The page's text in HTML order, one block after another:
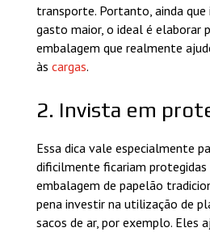
transporte. Portanto, ainda que
gasto maior, o ideal é elaborar
embalagem que realmente
às cargas.
2. Invista em
Essa dica vale especialmente
dificilmente ficariam protegidas
embalagem de papelão
pena investir na utilização de
sacos de ar, por exemplo. Eles